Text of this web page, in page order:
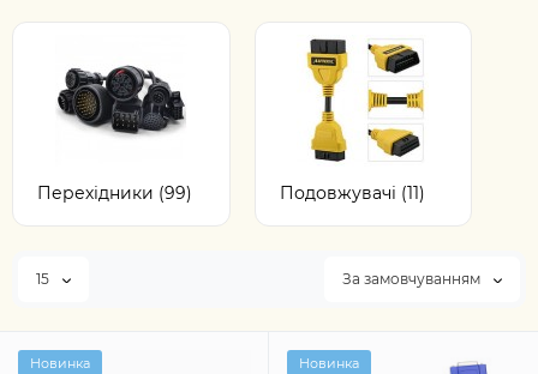
Перехідники (99) Подовжувачі (11)
15 За замовчуванням
Новинка Новинка